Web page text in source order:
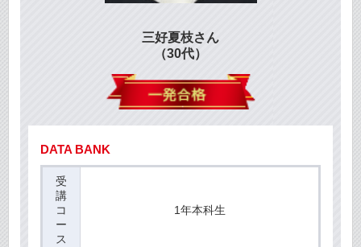
三好夏枝さん
（30代）
DATA BANK
受
講
コ
ー
ス
1年本科生